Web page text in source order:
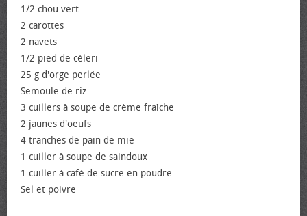
1/2 chou vert
2 carottes
2 navets
1/2 pied de céleri
25 g d'orge perlée
Semoule de riz
3 cuillers à soupe de crème fraîche
2 jaunes d'œufs
4 tranches de pain de mie
1 cuiller à soupe de saindoux
1 cuiller à café de sucre en poudre
Sel et poivre